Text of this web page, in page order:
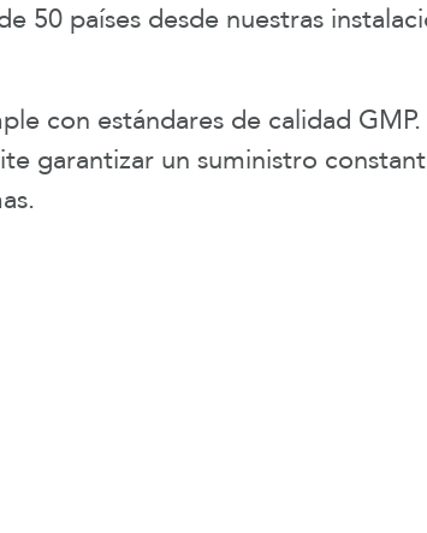
50 países desde nuestras
con estándares de calidad
garantizar un suministro